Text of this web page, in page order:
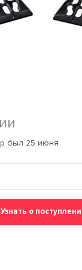
был 25 июня
Узнать о